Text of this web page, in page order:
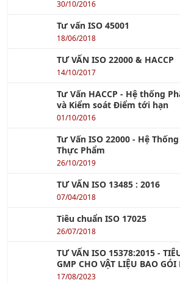
30/10/2016
Tư vấn ISO 45001
18/06/2018
TƯ VẤN ISO 22000 & HACCP
14/10/2017
Tư Vấn HACCP - Hệ thống
và Kiểm soát Điểm tới hạn
Tư Vấn ISO 22000 - Hệ
Thực Phẩm
TƯ VẤN ISO 13485 : 2016
Tiêu chuẩn ISO 17025
TƯ VẤN ISO 15378:2015 -
GMP CHO VẬT LIỆU BAO GÓI